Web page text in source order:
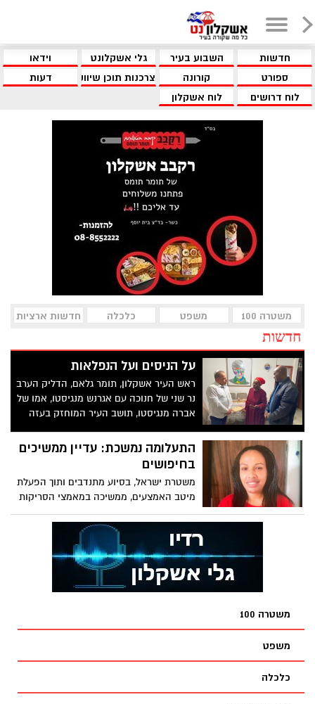
חדשות השבוע בעיר גלי אשקלונט
וידאו
ספורט
קורונה צרכנות תוכן שיווקי
דעות
לוח דרושים
לוח אשקלון
משטרה 100 משפט כלכלה חדשות ארציות
חדשות
על הניסים ועל הנפלאות
ראש העיר אשקלון, תומר גלאם, הדליק הערב
נר שני של חנוכה עם אגרנש מנגיסטו, אמו של
אברה מנגיסטו, תושב העיר המוחזק בעזה
התעלומה נמשכת: עדיין ממשיכים
בחיפושים
משטרת ישראל, בסיוע מתנדבים ותוך הפעלת
מיטב האמצעים, ממשיכה במאמצי הסריקות
לאיתור הנעדרת תושבת אשקלון שעקבותיה
נעלמו בבוקרו של יום רביעי לפני למעלה
משלושה שבועות
משטרה 100
משפט
כלכלה